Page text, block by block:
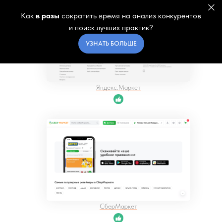
Как в разы сократить время на анализ конкурентов
и поиск лучших практик?
УЗНАТЬ БОЛЬШЕ
Яндекс.Маркет
СберМаркет